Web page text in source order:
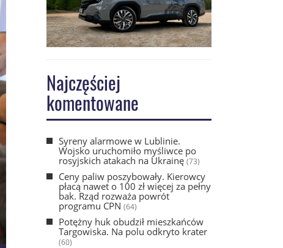
Najczęściej
komentowane
Syreny alarmowe w Lublinie.
Wojsko uruchomiło myśliwce po
rosyjskich atakach na Ukrainę(73)
Ceny paliw poszybowały. Kierowcy
płacą nawet o 100 zł więcej za pełny
bak. Rząd rozważa powrót
programu CPN (64)
Potężny huk obudził mieszkańców
Targowiska. Na polu odkryto krater
(60)